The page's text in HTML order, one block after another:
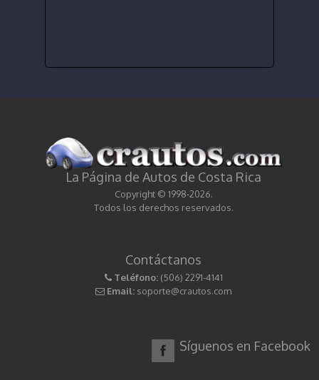
La Página de Autos de Costa Rica
Copyright © 1998-2026.
Todos los derechos reservados.
Contáctanos
Teléfono: (506) 2291-4141
Email: soporte@crautos.com
Síguenos en Facebook